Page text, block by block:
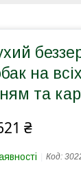
на
та
₴
Код: